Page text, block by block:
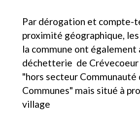
Par dérogation et compte-
proximité géographique,
la commune ont également
déchetterie de Crévecoeur
"hors secteur Communauté
Communes" mais situé à
village